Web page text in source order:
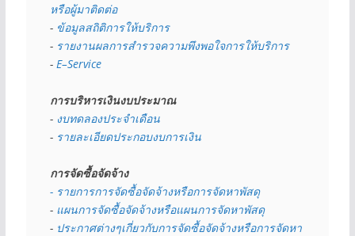
หรือผู้มาติดต่อ
- ข้อมูลสถิติการให้บริการ
- รายงานผลการสำรวจความพึงพอใจการให้บริการ
- E–Service
การบริหารเงินงบประมาณ
- งบทดลองประจำเดือน
- รายละเอียดประกอบงบการเงิน
การจัดซื้อจัดจ้าง
- รายการการจัดซื้อจัดจ้างหรือการจัดหาพัสดุ
- แผนการจัดซื้อจัดจ้างหรือแผนการจัดหาพัสดุ
- ประกาศต่างๆเกี่ยวกับการจัดซื้อจัดจ้างหรือการจัดหา